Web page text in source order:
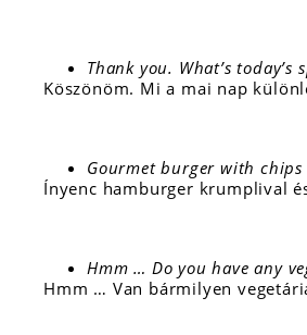
Thank you. What’s today’s
Köszönöm. Mi a mai nap
Gourmet burger with chips
Ínyenc hamburger krumplival
Hmm … Do you have any
Hmm … Van bármilyen